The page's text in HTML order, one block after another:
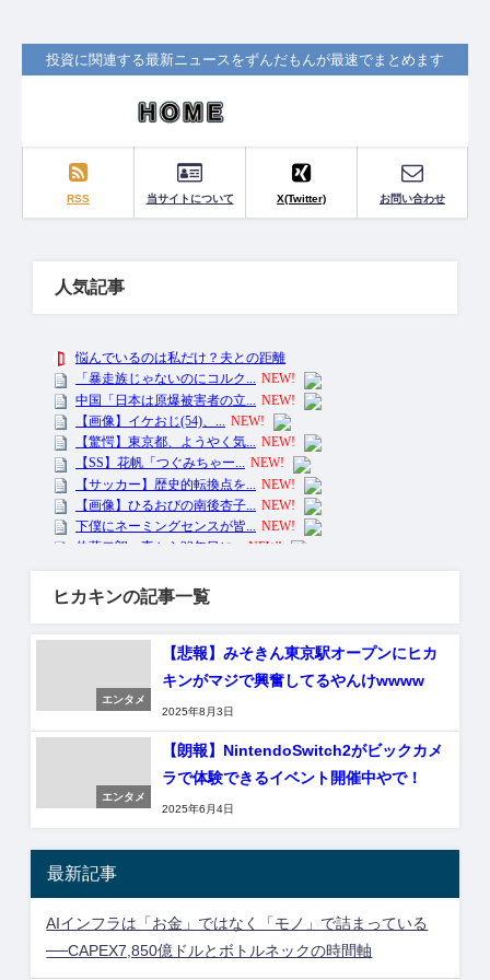
投資に関連する最新ニュースをずんだもんが最速でまとめます
RSS 当サイトについて X(Twitter) お問い合わせ
人気記事
ヒカキンの記事一覧
エンタメ
【悲報】みそきん東京駅オープンにヒカ
キンがマジで興奮してるやんけwwww
2025年8月3日
エンタメ
【朗報】NintendoSwitch2がビックカメ
ラで体験できるイベント開催中やで！
2025年6月4日
最新記事
AIインフラは「お金」ではなく「モノ」で詰まっている
──CAPEX7,850億ドルとボトルネックの時間軸